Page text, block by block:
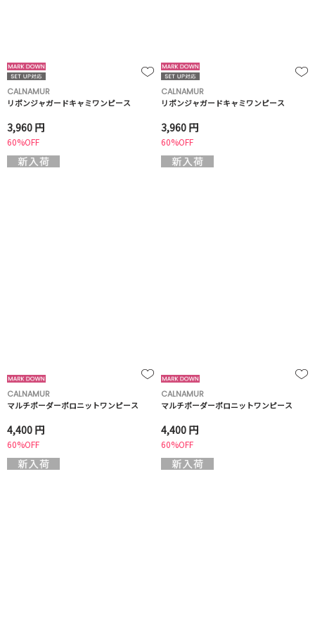
CALNAMUR
リボンジャガードキャミワンピース
3,960 円
60%OFF
CALNAMUR
リボンジャガードキャミワンピース
3,960 円
60%OFF
CALNAMUR
マルチボーダーポロニットワンピース
4,400 円
60%OFF
CALNAMUR
マルチボーダーポロニットワンピース
4,400 円
60%OFF